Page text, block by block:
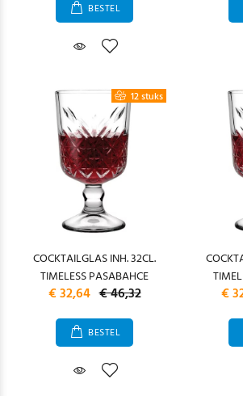
BESTEL
12 stuks
COCKTAILGLAS INH. 32CL.
TIMELESS PASABAHCE
€ 32,64 € 46,32
BESTEL
€